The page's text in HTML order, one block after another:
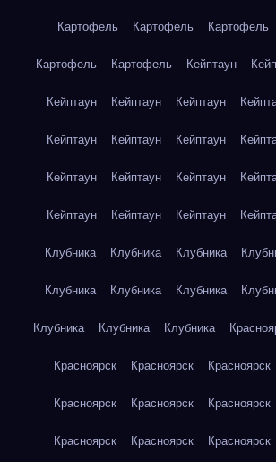
Картофель Картофель Картофель
Картофель Картофель Кейптаун
Кейптаун Кейптаун Кейптаун
Кейптаун Кейптаун Кейптаун
Кейптаун Кейптаун Кейптаун
Кейптаун Кейптаун Кейптаун
Клубника Клубника Клубника
Клубника Клубника Клубника
Клубника Клубника Клубника
Красноярск Красноярск Красноярск
Красноярск Красноярск Красноярск
Красноярск Красноярск Красноярск